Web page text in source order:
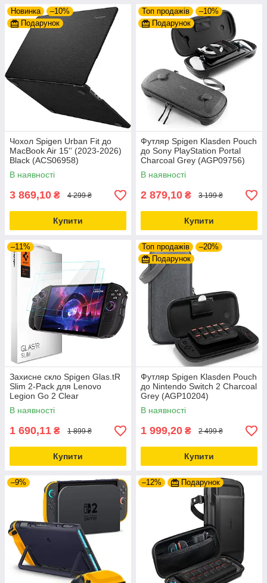
Новинка
–10%
Подарунок
Чохол Spigen Urban Fit до
MacBook Air 15'' (2023-2026)
Black (ACS06958)
В наявності
3 869,10 ₴ 4 299 ₴
Купити
Топ продажів
–10%
Подарунок
Футляр Spigen Klasden Pouch
до Sony PlayStation Portal
Charcoal Grey (AGP09756)
В наявності
2 879,10 ₴ 3 199 ₴
Купити
–11%
Захисне скло Spigen Glas.tR
Slim 2-Pack для Lenovo
Legion Go 2 Clear
(AGL10952)
В наявності
1 690,11 ₴ 1 899 ₴
Купити
Топ продажів
–20%
Подарунок
Футляр Spigen Klasden Pouch
до Nintendo Switch 2 Charcoal
Grey (AGP10204)
В наявності
1 999,20 ₴ 2 499 ₴
Купити
–9% –12% Подарунок